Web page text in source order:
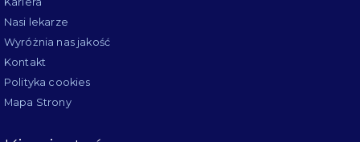
Nasi lekarze
Wyróżnia nas jakość
Kontakt
Polityka cookies
Mapa Strony